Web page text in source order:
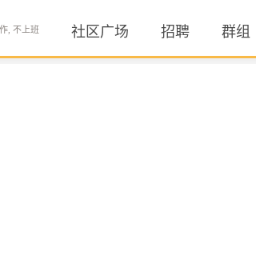
, 不上班 社区广场 招聘 群组